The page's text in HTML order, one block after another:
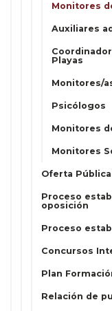
Monitores
Auxiliares
Playas
Monitores/
Psicólogos
Monitores
Monitores
Oferta Pública
Proceso
oposición
Proceso
Concursos
Plan
Relación de